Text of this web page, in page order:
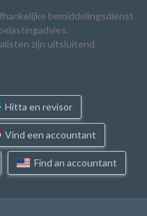
bemiddelingsdienst
zijn uitsluitend
Hitta en revisor
Vind een accountant
Find an accountant